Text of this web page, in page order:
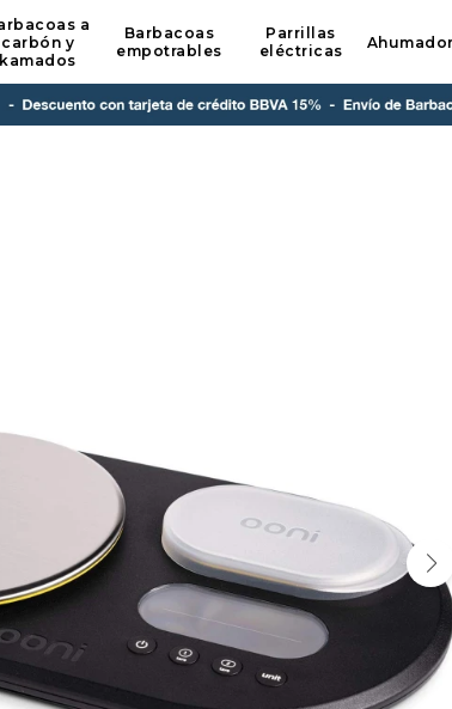
a
carbón y
kamados
Barbacoas
empotrables
Parrillas
eléctricas